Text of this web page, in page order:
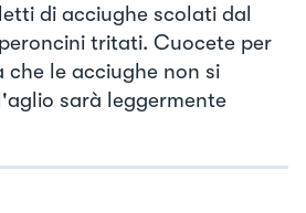
di acciughe scolati dal
tritati. Cuocete per
le acciughe non si
sarà leggermente